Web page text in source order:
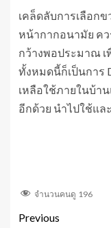
เคล็ดลับการเลือก
หน้ากากอนามัย ค
กว้างพอประมาณ
ทั้งหมดนี้ก็เป็นการ
เหลือใช้ภายในบ้า
อีกด้วย นำไปใช้แล
จำนวนคนดู 196
Previous